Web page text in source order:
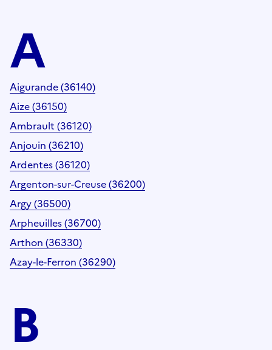
A
Aigurande (36140)
Aize (36150)
Ambrault (36120)
Anjouin (36210)
Ardentes (36120)
Argenton-sur-Creuse (36200)
Argy (36500)
Arpheuilles (36700)
Arthon (36330)
Azay-le-Ferron (36290)
B